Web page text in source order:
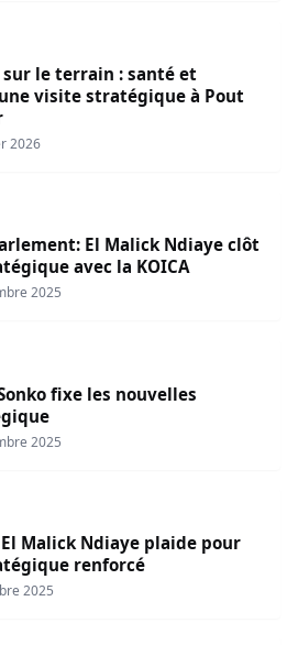
sur le terrain : santé et
visite stratégique à Pout
2026
El Malick Ndiaye clôt
avec la KOICA
2025
fixe les nouvelles
2025
Malick Ndiaye plaide pour
renforcé
2025